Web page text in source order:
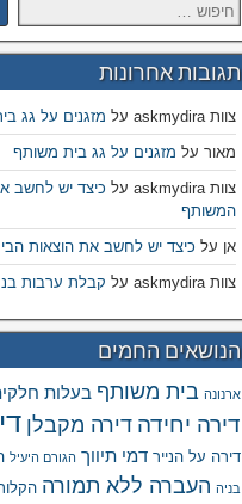
תגובות אחרונות
צוות askmydira על מזגנים על גג
מאור על מזגנים על גג בית משותף
צוות askmydira
על כיצד יש לחשב
המשותף
אן על כיצד יש לחשב את הוצאות
צוות askmydira
על קבלת ערבות
הנושאים החמים
ארנונה בית משותף בעלות
דירה יחידה דירה מקבלן
דירה על הנייר דמי תיווך הגורם היעיל
בניה העברה ללא תמורה